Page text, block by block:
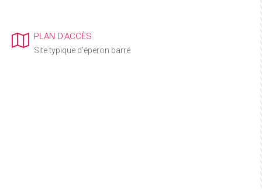
PLAN D'ACCÈS
Site typique d'éperon barré